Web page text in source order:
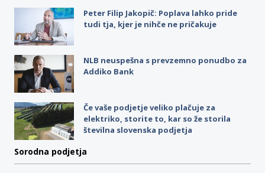
Peter Filip Jakopič: Poplava lahko pride
tudi tja, kjer je nihče ne pričakuje
NLB neuspešna s prevzemno ponudbo za
Addiko Bank
Če vaše podjetje veliko plačuje za
elektriko, storite to, kar so že storila
številna slovenska podjetja
Sorodna podjetja